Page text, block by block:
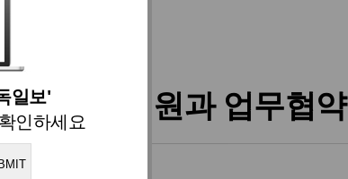
일보'
인하세요
13:57
화해중재원과 업무협약